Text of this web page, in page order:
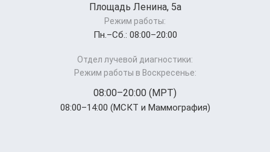
Площадь Ленина, 5а
Режим работы:
Пн.–Cб.: 08:00–20:00
Отдел лучевой диагностики:
Режим работы в Воскресенье:
08:00–20:00 (МРТ)
08:00–14:00 (МСКТ и Маммография)